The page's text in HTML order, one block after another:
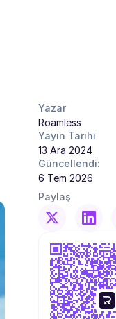
Yazar
Roamless
Yayın Tarihi
13 Ara 2024
Güncellendi:
6 Tem 2026
Paylaş